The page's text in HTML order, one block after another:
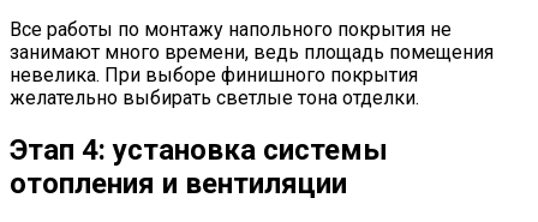
Все работы по монтажу напольного покрытия не
занимают много времени, ведь площадь помещения
невелика. При выборе финишного покрытия
желательно выбирать светлые тона отделки.
Этап 4: установка системы
отопления и вентиляции